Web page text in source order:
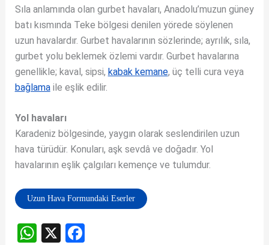
Sıla anlamında olan gurbet havaları, Anadolu’muzun güney
batı kısmında Teke bölgesi denilen yörede söylenen
uzun havalardır. Gurbet havalarının sözlerinde; ayrılık, sıla,
gurbet yolu beklemek özlemi vardır. Gurbet havalarına
genellikle; kaval, sipsi, kabak kemane, üç telli cura veya
bağlamaile eşlik edilir.
Yol havaları
Karadeniz bölgesinde, yaygın olarak seslendirilen uzun
hava türüdür. Konuları, aşk sevdâ ve doğadır. Yol
havalarının eşlik çalgıları kemençe ve tulumdur.
Uzun Hava Formundaki Eserler
W X F